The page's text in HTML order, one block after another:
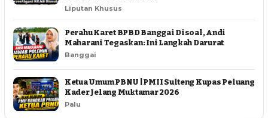
Liputan Khusus
Perahu Karet BPBD Banggai Disoal, Andi
Maharani Tegaskan: Ini Langkah Darurat
Banggai
Ketua Umum PBNU | PMII Sulteng Kupas Peluang
Kader Jelang Muktamar 2026
Palu